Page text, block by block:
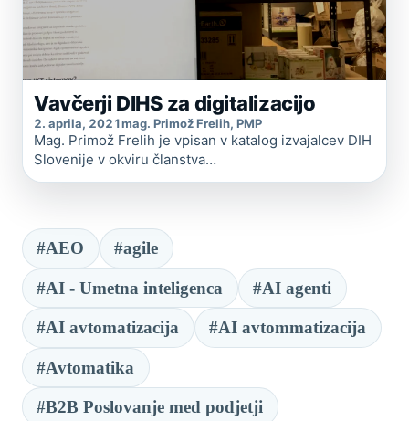
Vavčerji DIHS za digitalizacijo
2. aprila, 2021mag. Primož Frelih, PMP
Mag. Primož Frelih je vpisan v katalog izvajalcev DIH
Slovenije v okviru članstva…
#AEO #agile
#AI - Umetna inteligenca #AI agenti
#AI avtomatizacija #AI avtommatizacija
#Avtomatika
#B2B Poslovanje med podjetji